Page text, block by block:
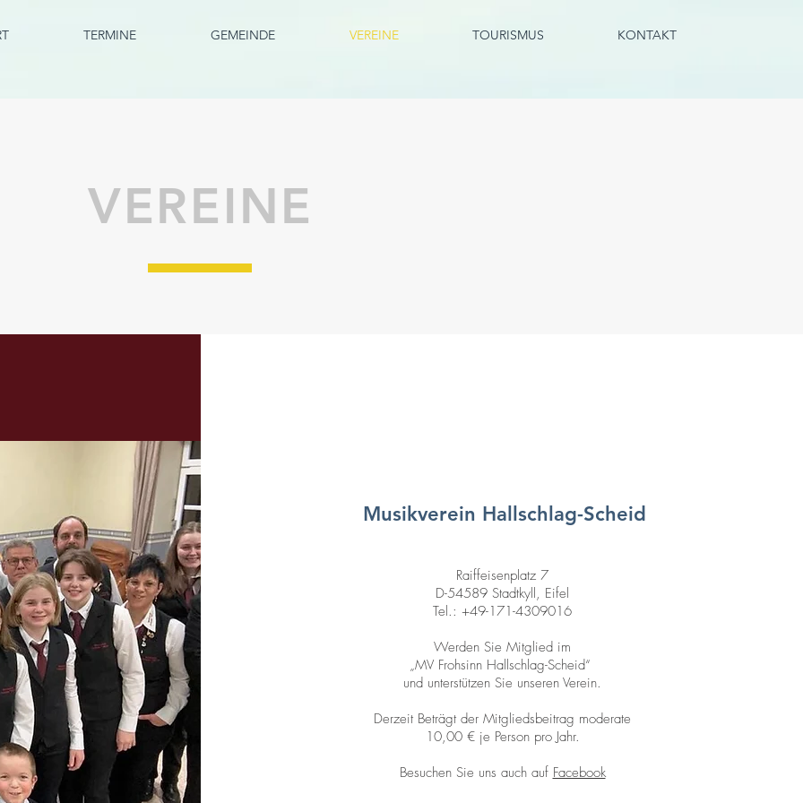
TERMINE GEMEINDE VEREINE TOURISMUS KONTAKT
VEREINE
Musikverein Hallschlag-Scheid
Raiffeisenplatz 7
D-54589 Stadtkyll, Eifel
Tel.: +49-171-4309016
Werden Sie Mitglied im
„MV Frohsinn Hallschlag-Scheid“
und unterstützen Sie unseren Verein.
Derzeit Beträgt der Mitgliedsbeitrag moderate
10,00 € je Person pro Jahr.
Besuchen Sie uns auch auf Facebook